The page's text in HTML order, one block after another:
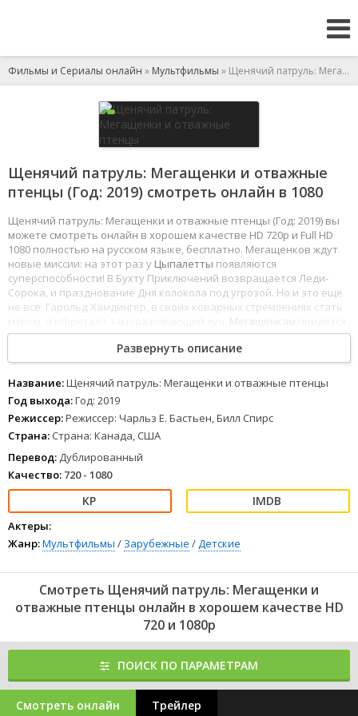
Фильмы и Сериалы онлайн » Мультфильмы » Щенячий патруль: Мегащенки и отважные птенцы
Щенячий патруль: Мегащенки и отважные
птенцы (Год: 2019) смотреть онлайн в 1080
Щенячий патруль: Мегащенки и отважные птенцы (Год: 2019) вы
можете смотреть онлайн в хорошем качестве HD 720p и Full HD
1080 полностью на русском языке, бесплатно. Мегащенков ждут
новые миссии: на этот раз у Цыпалетты появляются
суперспособности! В Бухту Приключений возвращается Леди-
Сорока, и празднование Дня колокола под угрозой. Но и это еще
не все: Гарольд Хамдингер, в своих коварных стремлениях стать
Мегащенкам
его остановить, иначе замерзнет весь город. А еще вы увидите
захватывающие приключения Отважных птенцов! Настала пора
расправить крылья, ведь сегодня кадеты переходят на
следующий уровень обучения. И пока все вокруг готовятся к
праздничной церемонии, птенцы уже заводят моторы своих
новых машин, которые пока не успели освоить. Смогут ли они
справиться с этим заданием?
12 34 5 678
Развернуть описание
Название:Щенячий патруль: Мегащенки и отважные птенцы
Год выхода:Год: 2019
Режиссер:Режиссер: Чарльз Е. Бастьен, Билл Спирс
Страна: Страна: Канада, США
Перевод: Дублированный
Качество: 720 - 1080
Актеры:
Жанр:Мультфильмы / Зарубежные /Детские
Смотреть Щенячий патруль: Мегащенки и
отважные птенцы онлайн в хорошем качестве HD
720 и 1080p
ПОИСК ПО ПАРАМЕТРАМ
Смотреть онлайн Трейлер